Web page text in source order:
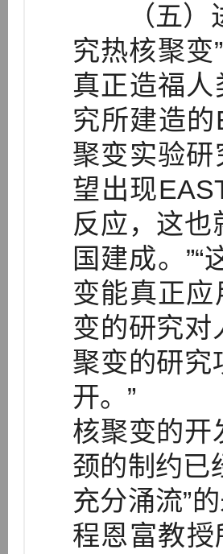
（五）进
究热核聚变
真正造福人
究所建造
聚变实验研
望出现
反应，这
国建成。
变能真正应
变的研究对
聚变的研究
开。”
核聚变的开
颈的制约已
充分涌流”
程恩富教授